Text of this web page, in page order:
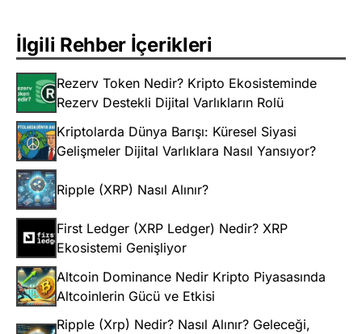
İlgili Rehber İçerikleri
Rezerv Token Nedir? Kripto Ekosisteminde
Rezerv Destekli Dijital Varlıkların Rolü
Kriptolarda Dünya Barışı: Küresel Siyasi
Gelişmeler Dijital Varlıklara Nasıl Yansıyor?
Ripple (XRP) Nasıl Alınır?
First Ledger (XRP Ledger) Nedir? XRP
Ekosistemi Genişliyor
Altcoin Dominance Nedir Kripto Piyasasında
Altcoinlerin Gücü ve Etkisi
Ripple (Xrp) Nedir? Nasıl Alınır? Geleceği,